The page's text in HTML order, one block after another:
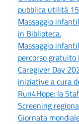
pubblica utilità
Massaggio
in Biblioteca.
Massaggio
percorso gratuito
Caregiver Day
iniziative a cura
Run4Hope: la
Screening
Giornata